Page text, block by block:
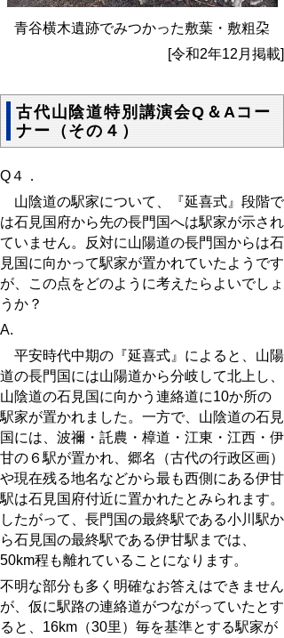
青谷横木遺跡でみつかった敷葉・敷粗朶
[令和2年12月掲載]
古代山陰道特別講演会Q＆Aコー
ナー（その４）
Q４．
山陰道の駅家について、『延喜式』段階で
は石見国府から先の長門国へは駅家が示され
ていません。反対に山陽道の長門国からは石
見国に向かって駅家が置かれていたようです
が、この点をどのように考えたらよいでしょ
うか？
A.
平安時代中期の『延喜式』によると、山陽
道の長門国には山陽道から分岐して北上し、
山陰道の石見国に向かう連絡道に10か所の
駅家が置かれました。一方で、山陰道の石見
国には、波禰・託農・樟道・江東・江西・伊
甘の６駅が置かれ、郷名（古代の行政区画）
や現在残る地名などから最も西側にある伊甘
駅は石見国府付近に置かれたとみられます。
したがって、長門国の最終駅である小川駅か
ら石見国の最終駅である伊甘駅までは、
50km程も離れていることになります。
不明な部分も多く明確なお答えはできません
が、仮に駅路の連絡道がつながっていたとす
ると、16km（30里）毎を基準とする駅家が